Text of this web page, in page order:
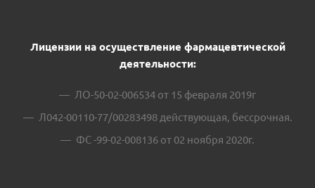
Лицензии на осуществление фармацевтической
деятельности:
ЛО-50-02-006534 от 15 февраля 2019г
Л042-00110-77/00283498 действующая, бессрочная.
ФС -99-02-008136 от 02 ноября 2020г.